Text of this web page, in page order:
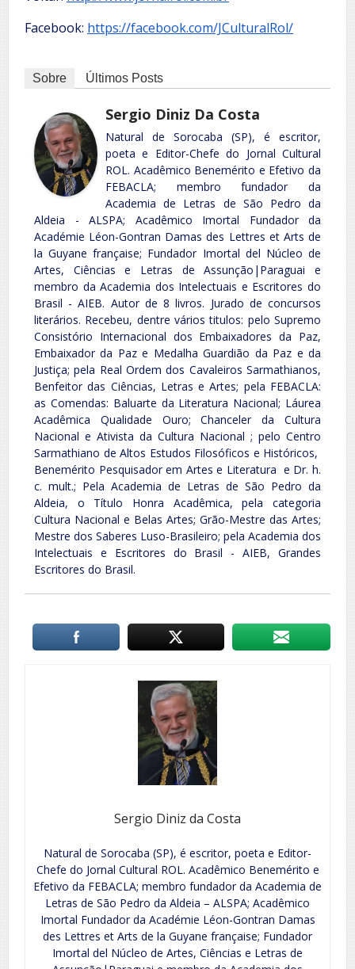
Facebook: https://facebook.com/JCulturalRol/
Sobre Últimos Posts
Sergio Diniz Da Costa
Natural de Sorocaba (SP), é escritor,
poeta e Editor-Chefe do Jornal Cultural
ROL. Acadêmico Benemérito e Efetivo da
FEBACLA; membro fundador da
Academia de Letras de São Pedro da
Aldeia - ALSPA; Acadêmico Imortal Fundador da
Académie Léon-Gontran Damas des Lettres et Arts de
la Guyane française; Fundador Imortal del Núcleo de
Artes, Ciências e Letras de Assunção|Paraguai e
membro da Academia dos Intelectuais e Escritores do
Brasil - AIEB. Autor de 8 livros. Jurado de concursos
literários. Recebeu, dentre vários titulos: pelo Supremo
Consistório Internacional dos Embaixadores da Paz,
Embaixador da Paz e Medalha Guardião da Paz e da
Justiça; pela Real Ordem dos Cavaleiros Sarmathianos,
Benfeitor das Ciências, Letras e Artes; pela FEBACLA:
as Comendas: Baluarte da Literatura Nacional; Láurea
Acadêmica Qualidade Ouro; Chanceler da Cultura
Nacional e Ativista da Cultura Nacional ; pelo Centro
Sarmathiano de Altos Estudos Filosóficos e Históricos,
Benemérito Pesquisador em Artes e Literatura e Dr. h.
c. mult.; Pela Academia de Letras de São Pedro da
Aldeia, o Título Honra Acadêmica, pela categoria
Cultura Nacional e Belas Artes; Grão-Mestre das Artes;
Mestre dos Saberes Luso-Brasileiro; pela Academia dos
Intelectuais e Escritores do Brasil - AIEB, Grandes
Escritores do Brasil.
Sergio Diniz da Costa
Natural de Sorocaba (SP), é escritor, poeta e Editor-
Chefe do Jornal Cultural ROL. Acadêmico Benemérito e
Efetivo da FEBACLA; membro fundador da Academia de
Letras de São Pedro da Aldeia – ALSPA; Acadêmico
Imortal Fundador da Académie Léon-Gontran Damas
des Lettres et Arts de la Guyane française; Fundador
Imortal del Núcleo de Artes, Ciências e Letras de